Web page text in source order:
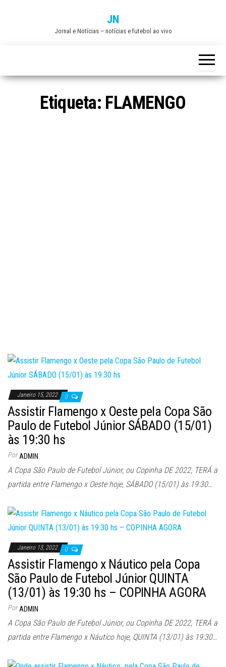
JN
Jornal e Notícias – notícias e futebol ao vivo
Etiqueta: FLAMENGO
Janeiro 15, 2022 0
Assistir Flamengo x Oeste pela Copa São
Paulo de Futebol Júnior SÁBADO (15/01)
às 19:30 hs
Por ADMIN
A Copa São Paulo de Futebol Júnior, ou Copinha DE 2022, TERÁ a
partida entre Flamengo x Oeste hoje, SÁBADO (15/01) às 19:30…
Janeiro 13, 2022 0
Assistir Flamengo x Náutico pela Copa
São Paulo de Futebol Júnior QUINTA
(13/01) às 19:30 hs – COPINHA AGORA
Por ADMIN
A Copa São Paulo de Futebol Júnior, ou Copinha DE 2022, TERÁ a
partida entre Flamengo x Náutico hoje, QUINTA (13/01) às 19:30…